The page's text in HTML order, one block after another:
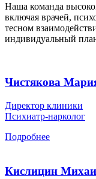
Наша команда
включая врачей,
тесном
индивидуальный
Чистякова
Директор клиники
Психиатр-нарколог
Подробнее
Кислицин